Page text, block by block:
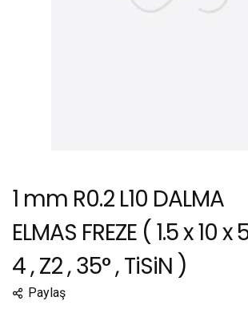
1 mm R0.2 L10 DALMA
ELMAS FREZE ( 1.5 x 10 x
4 , Z2 , 35° , TiSiN )
Paylaş